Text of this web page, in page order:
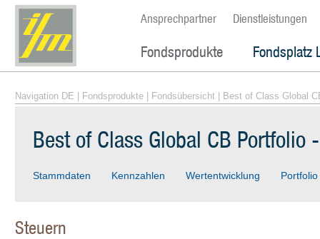
Ansprechpartner Dienstleistungen
Fondsprodukte Fondsplatz
Navigation DE Fondsprodukte Fondsübersicht | Best of Class Global
Best of Class Global CB Portfolio
Stammdaten Kennzahlen Wertentwicklung Portfolio
Steuern